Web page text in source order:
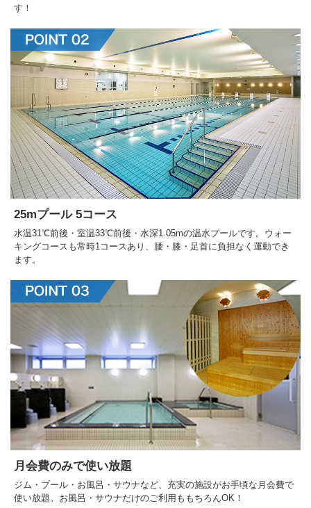
す！
25mプール 5コース
水温31℃前後・室温33℃前後・水深1.05mの温水プールです。ウォー
キングコースも常時1コースあり、腰・膝・足首に負担なく運動でき
ます。
月会費のみで使い放題
ジム・プール・お風呂・サウナなど、充実の施設がお手頃な月会費で
使い放題。お風呂・サウナだけのご利用ももちろんOK！